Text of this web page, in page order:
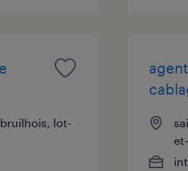
lot-